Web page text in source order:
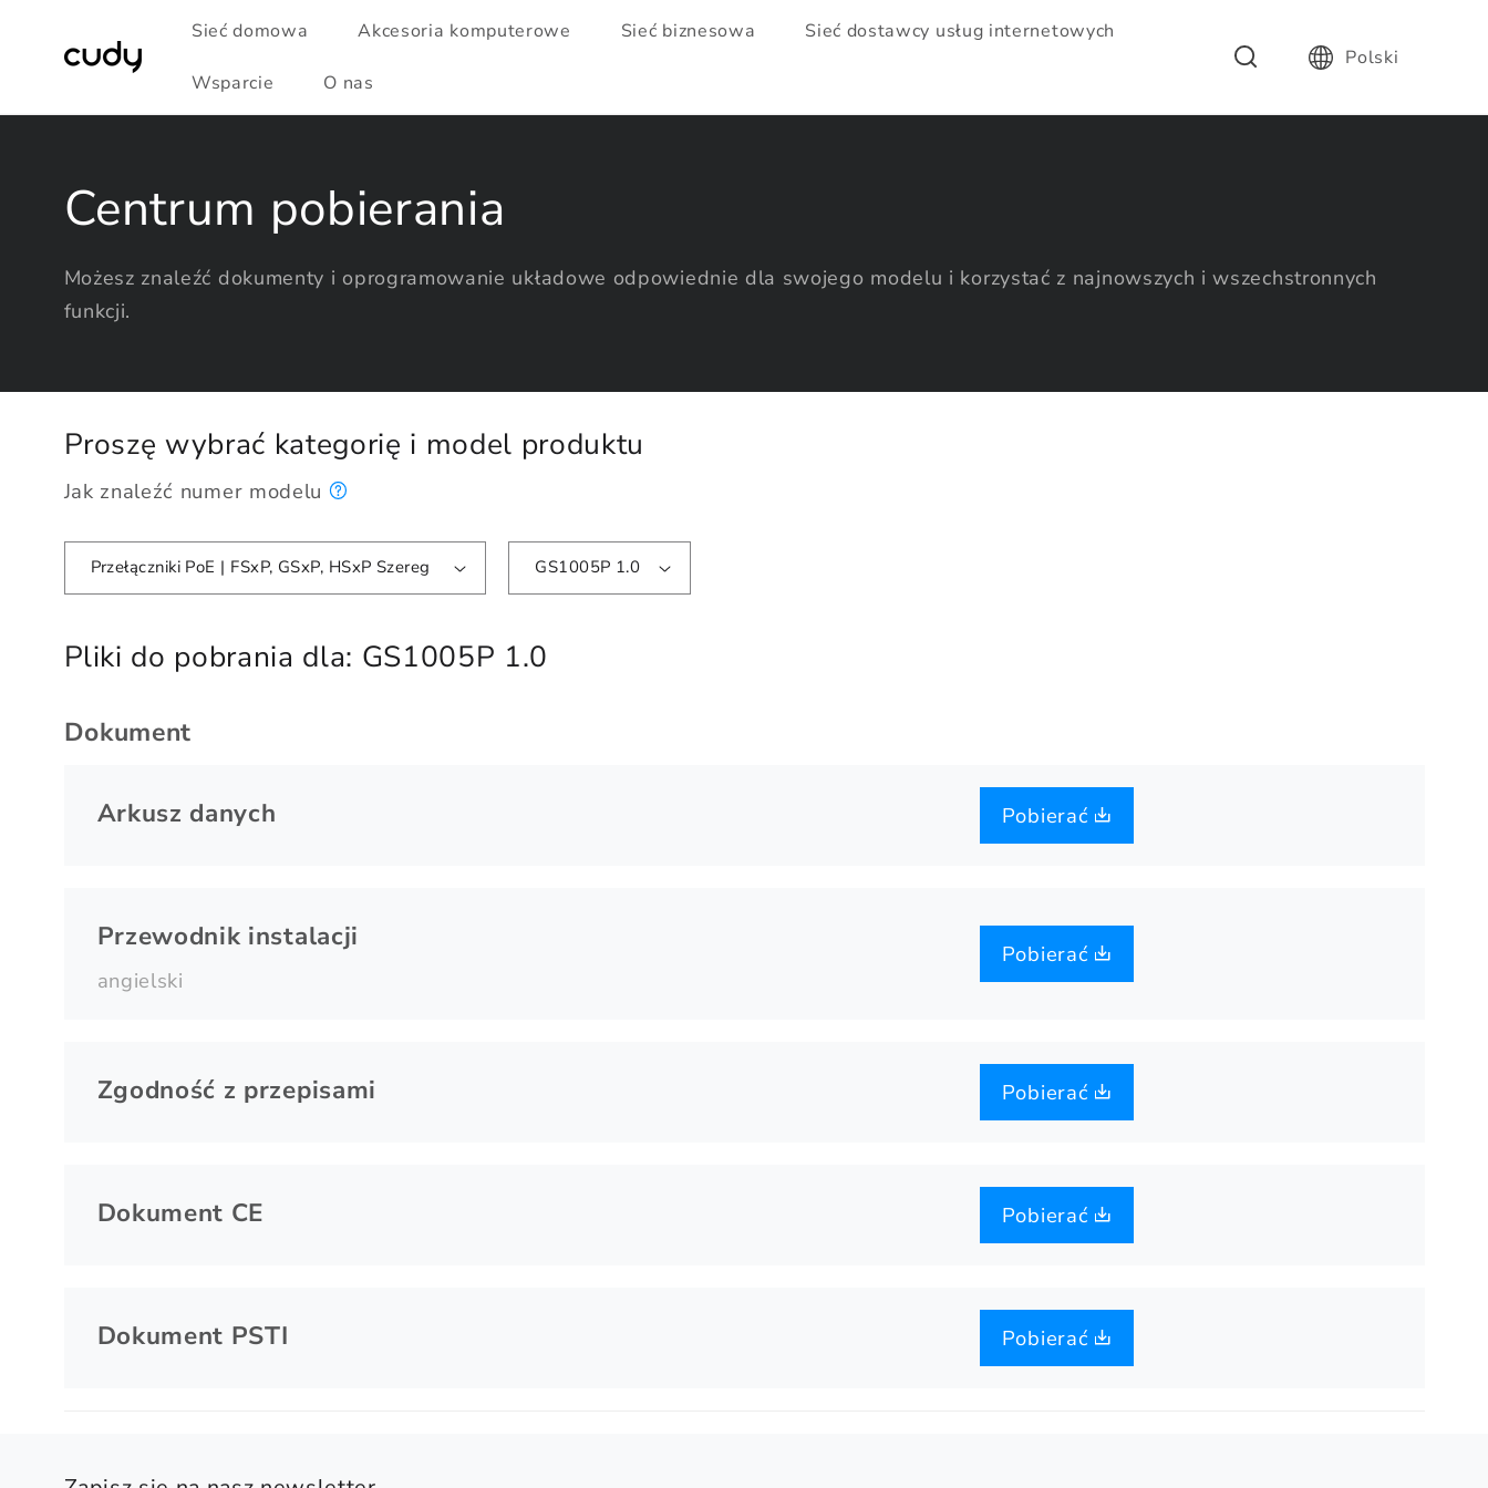
treści
Sieć domowa Akcesoria komputerowe Sieć biznesowa Sieć dostawcy usług internetowych
Wsparcie O nas
Polski
Centrum pobierania
Możesz znaleźć dokumenty i oprogramowanie układowe odpowiednie dla swojego modelu i korzystać z najnowszych i wszechstronnych
funkcji.
Proszę wybrać kategorię i model produktu
Jak znaleźć numer modelu
Przełączniki PoE | FSxP, GSxP, HSxP Szereg GS1005P 1.0
Pliki do pobrania dla: GS1005P 1.0
Dokument
Arkusz danych Pobierać
Przewodnik instalacji
angielski
Pobierać
Zgodność z przepisami Pobierać
Dokument CE Pobierać
Dokument PSTI Pobierać